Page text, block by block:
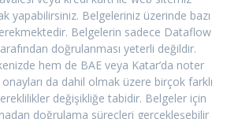
yapabilirsiniz. Belgeleriniz üzerinde bazı
Belgelerin sadece Dataflow
doğrulanması yeterli değildir.
hem de BAE veya Katar’da noter
da dahil olmak üzere birçok farklı
değişikliğe tabidir. Belgeler için
doğrulama süreçleri gerçekleşebilir